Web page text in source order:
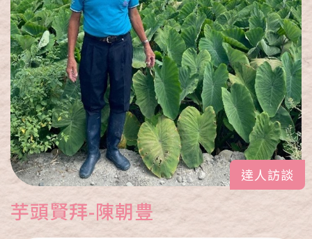
達人訪談
芋頭賢拜-陳朝豊